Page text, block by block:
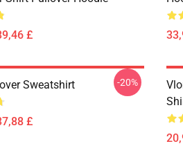
£
Sweatshirt
£
-20%